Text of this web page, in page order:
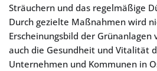
Sträuchern und das regelmäßige
Durch gezielte Maßnahmen wird
Erscheinungsbild der Grünanlagen
auch die Gesundheit und Vitalität
Unternehmen und Kommunen in